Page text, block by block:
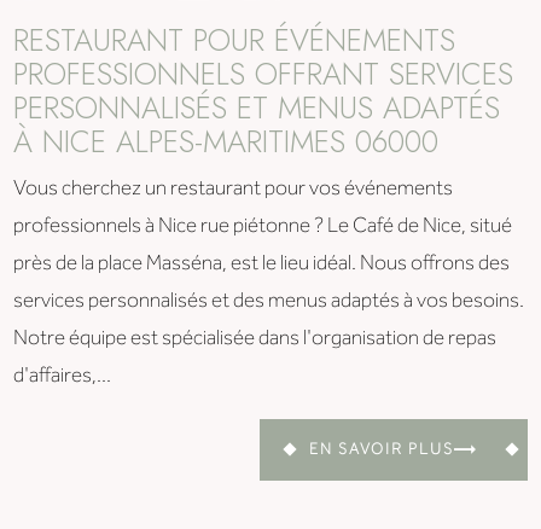
RESTAURANT POUR ÉVÉNEMENTS
PROFESSIONNELS OFFRANT SERVICES
PERSONNALISÉS ET MENUS ADAPTÉS
À NICE ALPES-MARITIMES 06000
Vous cherchez un restaurant pour vos événements
professionnels à Nice rue piétonne ? Le Café de Nice, situé
près de la place Masséna, est le lieu idéal. Nous offrons des
services personnalisés et des menus adaptés à vos besoins.
Notre équipe est spécialisée dans l'organisation de repas
d'affaires,...
EN SAVOIR PLUS